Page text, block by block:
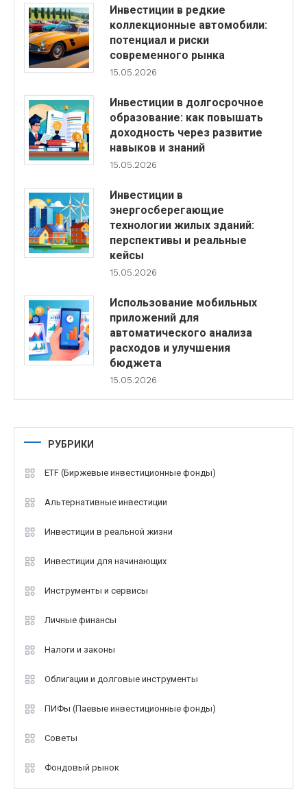
Инвестиции в редкие
коллекционные автомобили:
потенциал и риски
современного рынка
15.05.2026
Инвестиции в долгосрочное
образование: как повышать
доходность через развитие
навыков и знаний
15.05.2026
Инвестиции в
энергосберегающие
технологии жилых зданий:
перспективы и реальные
кейсы
15.05.2026
Использование мобильных
приложений для
автоматического анализа
расходов и улучшения
бюджета
15.05.2026
РУБРИКИ
ETF (Биржевые инвестиционные фонды)
Альтернативные инвестиции
Инвестиции в реальной жизни
Инвестиции для начинающих
Инструменты и сервисы
Личные финансы
Налоги и законы
Облигации и долговые инструменты
ПИФы (Паевые инвестиционные фонды)
Советы
Фондовый рынок